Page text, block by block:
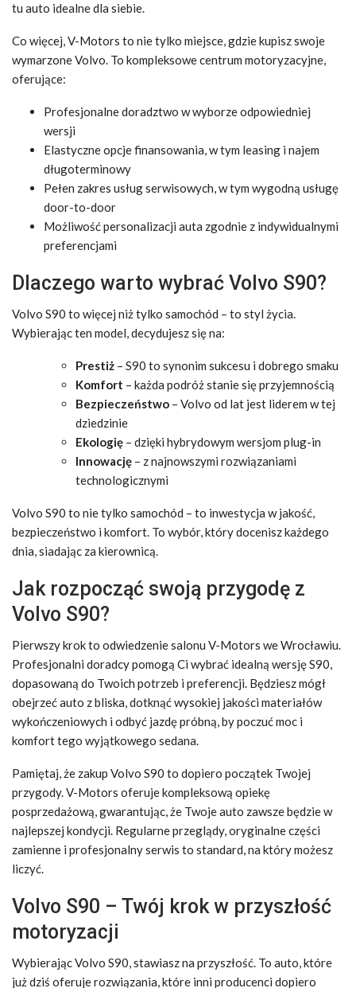
tu auto idealne dla siebie.
Co więcej, V-Motors to nie tylko miejsce, gdzie kupisz swoje
wymarzone Volvo. To kompleksowe centrum motoryzacyjne,
oferujące:
Profesjonalne doradztwo w wyborze odpowiedniej
wersji
Elastyczne opcje finansowania, w tym leasing i najem
długoterminowy
Pełen zakres usług serwisowych, w tym wygodną usługę
door-to-door
Możliwość personalizacji auta zgodnie z indywidualnymi
preferencjami
Dlaczego warto wybrać Volvo S90?
Volvo S90 to więcej niż tylko samochód – to styl życia.
Wybierając ten model, decydujesz się na:
Prestiż – S90 to synonim sukcesu i dobrego smaku
Komfort – każda podróż stanie się przyjemnością
Bezpieczeństwo – Volvo od lat jest liderem w tej
dziedzinie
Ekologię – dzięki hybrydowym wersjom plug-in
Innowację – z najnowszymi rozwiązaniami
technologicznymi
Volvo S90 to nie tylko samochód – to inwestycja w jakość,
bezpieczeństwo i komfort. To wybór, który docenisz każdego
dnia, siadając za kierownicą.
Jak rozpocząć swoją przygodę z
Volvo S90?
Pierwszy krok to odwiedzenie salonu V-Motors we Wrocławiu.
Profesjonalni doradcy pomogą Ci wybrać idealną wersję S90,
dopasowaną do Twoich potrzeb i preferencji. Będziesz mógł
obejrzeć auto z bliska, dotknąć wysokiej jakości materiałów
wykończeniowych i odbyć jazdę próbną, by poczuć moc i
komfort tego wyjątkowego sedana.
Pamiętaj, że zakup Volvo S90 to dopiero początek Twojej
przygody. V-Motors oferuje kompleksową opiekę
posprzedażową, gwarantując, że Twoje auto zawsze będzie w
najlepszej kondycji. Regularne przeglądy, oryginalne części
zamienne i profesjonalny serwis to standard, na który możesz
liczyć.
Volvo S90 – Twój krok w przyszłość
motoryzacji
Wybierając Volvo S90, stawiasz na przyszłość. To auto, które
już dziś oferuje rozwiązania, które inni producenci dopiero